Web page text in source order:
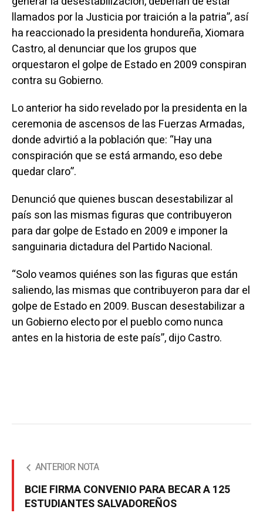
llamados por la Justicia por traición a la patria”, así
ha reaccionado la presidenta hondureña, Xiomara
Castro, al denunciar que los grupos que
orquestaron el golpe de Estado en 2009 conspiran
contra su Gobierno.
Lo anterior ha sido revelado por la presidenta en la
ceremonia de ascensos de las Fuerzas Armadas,
donde advirtió a la población que: “Hay una
conspiración que se está armando, eso debe
quedar claro”.
Denunció que quienes buscan desestabilizar al
país son las mismas figuras que contribuyeron
para dar golpe de Estado en 2009 e imponer la
sanguinaria dictadura del Partido Nacional.
“Solo veamos quiénes son las figuras que están
saliendo, las mismas que contribuyeron para dar el
golpe de Estado en 2009. Buscan desestabilizar a
un Gobierno electo por el pueblo como nunca
antes en la historia de este país”, dijo Castro.
ANTERIOR NOTA
BCIE FIRMA CONVENIO PARA BECAR A 125
ESTUDIANTES SALVADOREÑOS